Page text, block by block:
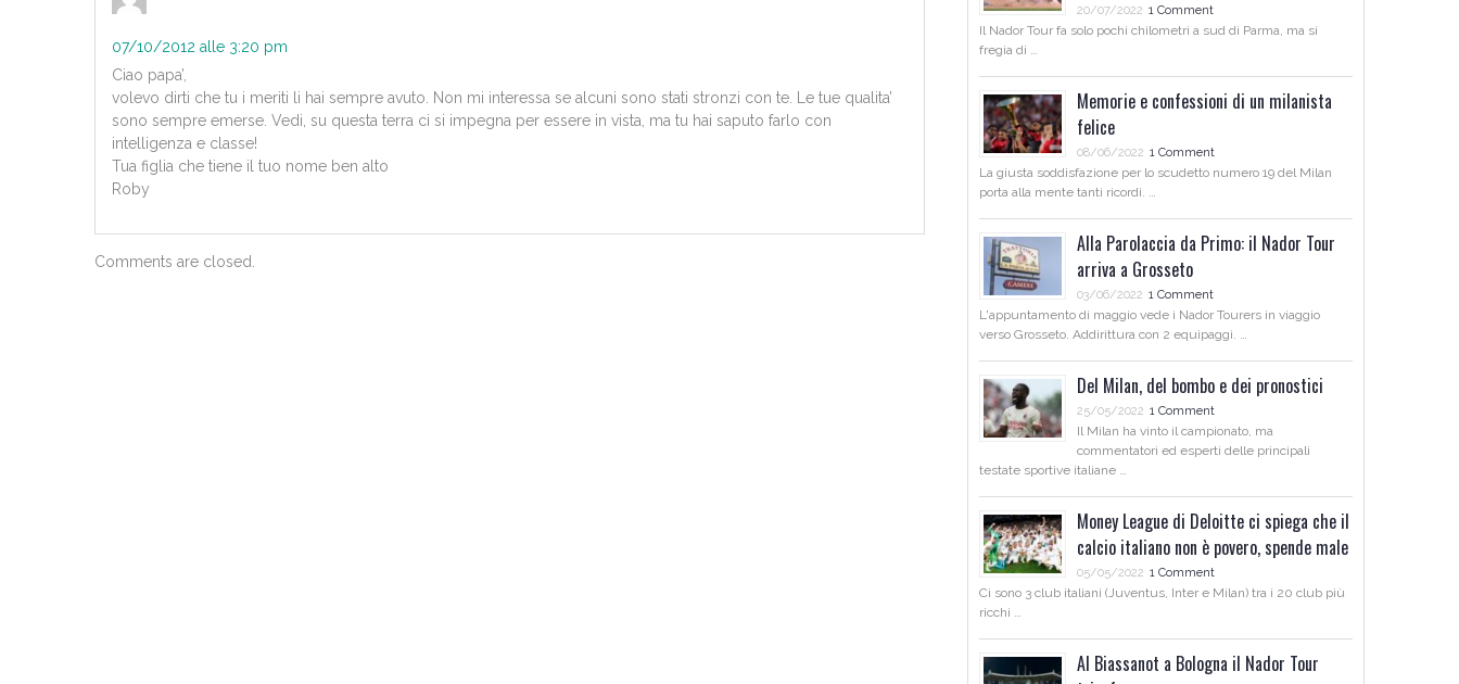
07/10/2012 alle 3:20 pm
Ciao papa’,
volevo dirti che tu i meriti li hai sempre avuto. Non mi interessa se alcuni sono stati stronzi con te. Le tue qualita’
sono sempre emerse. Vedi, su questa terra ci si impegna per essere in vista, ma tu hai saputo farlo con
intelligenza e classe!
Tua figlia che tiene il tuo nome ben alto
Roby
Comments are closed.
20/07/2022 1 Comment
Il Nador Tour fa solo pochi chilometri a sud di Parma, ma si
fregia di …
Memorie e confessioni di un milanista
felice
08/06/2022 1 Comment
La giusta soddisfazione per lo scudetto numero 19 del Milan
porta alla mente tanti ricordi. …
Alla Parolaccia da Primo: il Nador Tour
arriva a Grosseto
03/06/2022 1 Comment
L'appuntamento di maggio vede i Nador Tourers in viaggio
verso Grosseto. Addirittura con 2 equipaggi. …
Del Milan, del bombo e dei pronostici
25/05/2022 1 Comment
Il Milan ha vinto il campionato, ma
commentatori ed esperti delle principali
testate sportive italiane …
Money League di Deloitte ci spiega che il
calcio italiano non è povero, spende male
05/05/2022 1 Comment
Ci sono 3 club italiani (Juventus, Inter e Milan) tra i 20 club più
ricchi …
Al Biassanot a Bologna il Nador Tour